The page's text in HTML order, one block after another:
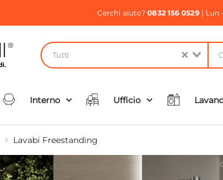
Cerchi aiuto?0832 156 0529| Lun -
Tutti
Interno Ufficio
Lavabi Freestanding